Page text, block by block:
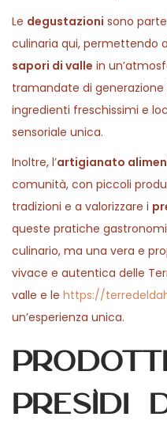
Le degustazioni sono
culinaria qui, permettendo
sapori di valle in
tramandate di generazione
ingredienti freschissimi e
sensoriale unica.
Inoltre, l’artigianato
comunità, con piccoli
tradizioni e a valorizzare i
queste pratiche
culinario, ma una vera e
vivace e autentica delle
valle e le https://
un’esperienza unica.
presìdi